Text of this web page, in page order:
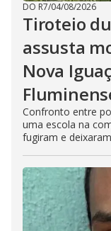
DO R7/04/08/2026
Tiroteio
assusta
Nova
Confronto entre
uma escola na
fugiram e